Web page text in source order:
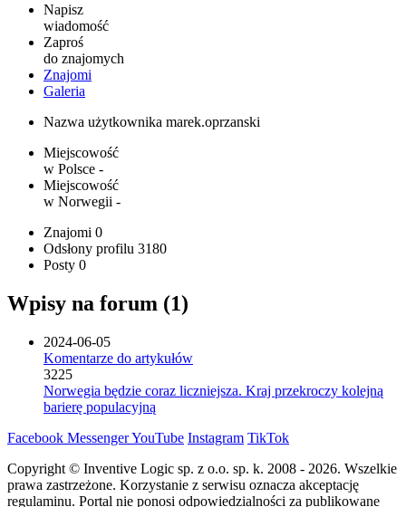
Napisz
wiadomość
Zaproś
do znajomych
Znajomi
Galeria
Nazwa użytkownika marek.oprzanski
Miejscowość
w Polsce -
Miejscowość
w Norwegii -
Znajomi 0
Odsłony profilu 3180
Posty 0
Wpisy na forum (1)
2024-06-05
Komentarze do artykułów
3225
Norwegia będzie coraz liczniejsza. Kraj przekroczy kolejną
barierę populacyjną
Facebook MessengerYouTube Instagram TikTok
Copyright © Inventive Logic sp. z o.o. sp. k. 2008 - 2026. Wszelkie
prawa zastrzeżone. Korzystanie z serwisu oznacza akceptację
regulaminu. Portal nie ponosi odpowiedzialności za publikowane